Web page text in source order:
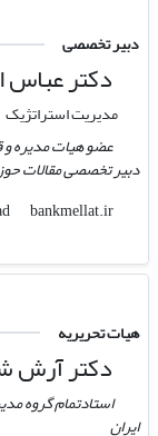
دبیر تخصصی
دکتر عباس
مدیریت استراتژیک
عضو هیات مدیره و
دبیر تخصصی مقالات
ashrafnejad
bankmellat.ir
هیات تحریریه
دکتر آرش
استادتمام گروه
ایران